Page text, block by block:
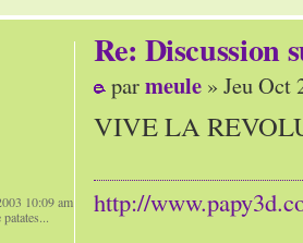
Re: Discussion
parmeule » Jeu Oct
VIVE LA
http://
10:09 am